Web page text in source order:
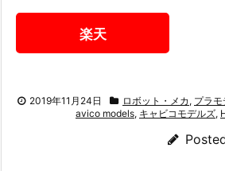
楽天
2019年11月24日 ロボット・メカ , プラモ
avico models, キャビコモデルズ,